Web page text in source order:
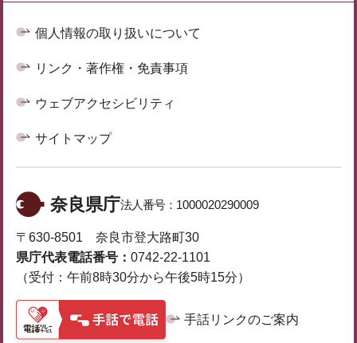
個人情報の取り扱いについて
リンク・著作権・免責事項
ウェブアクセシビリティ
サイトマップ
奈良県庁法人番号： 1000020290009
〒630-8501 奈良市登大路町30
県庁代表電話番号： 0742-22-1101
（受付：午前8時30分から午後5時15分）
手話リンクのご案内